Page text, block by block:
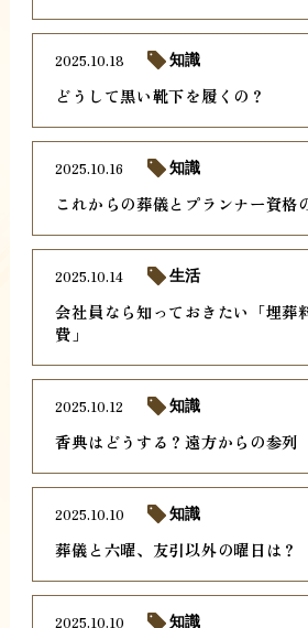
どうして黒い靴下を履くの？
2025.10.18 知識
これからの葬儀とプランナー資格
2025.10.16 知識
会社員なら知っておきたい「埋葬
費」
2025.10.14 生活
香典はどうする？遠方からの参列
2025.10.12 知識
葬儀と六曜、友引以外の曜日は？
2025.10.10 知識
2025.10.10 知識